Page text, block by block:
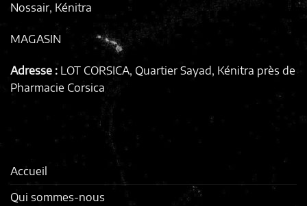
Nossair, Kénitra
MAGASIN
Adresse : LOT CORSICA, Quartier Sayad, Kénitra près de
Pharmacie Corsica
Accueil
Qui sommes-nous